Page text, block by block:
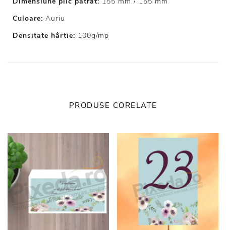
Culoare: Auriu
Densitate hârtie: 100g/mp
PRODUSE CORELATE